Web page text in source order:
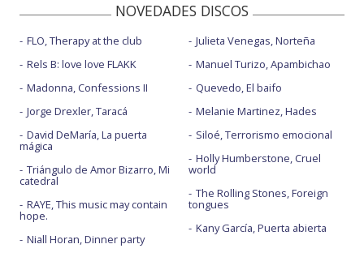
NOVEDADES DISCOS
FLO, Therapy at the club
Rels B: love love FLAKK
Madonna, Confessions II
Jorge Drexler, Taracá
David DeMaría, La puerta
mágica
Triángulo de Amor Bizarro, Mi
catedral
RAYE, This music may contain
hope.
Niall Horan, Dinner party
Julieta Venegas, Norteña
Manuel Turizo, Apambichao
Quevedo, El baifo
Melanie Martinez, Hades
Siloé, Terrorismo emocional
Holly Humberstone, Cruel
world
The Rolling Stones, Foreign
tongues
Kany García, Puerta abierta